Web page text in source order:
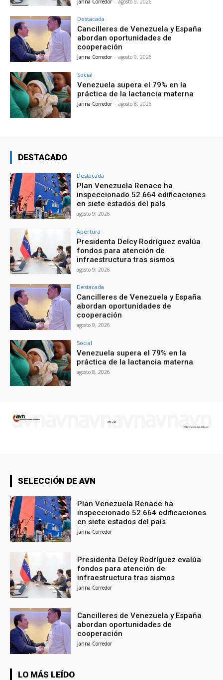
Destacada
Cancilleres de Venezuela y España
abordan oportunidades de
cooperación
Janna Corredor - agosto 9, 2026
Social
Venezuela supera el 79% en la
práctica de la lactancia materna
Janna Corredor - agosto 8, 2026
DESTACADO
Destacada
Plan Venezuela Renace ha
inspeccionado 52.664 edificaciones
en siete estados del país
agosto 9, 2026
Apertura
Presidenta Delcy Rodríguez evalúa
fondos para atención de
infraestructura tras sismos
agosto 9, 2026
Destacada
Cancilleres de Venezuela y España
abordan oportunidades de
cooperación
agosto 9, 2026
Social
Venezuela supera el 79% en la
práctica de la lactancia materna
agosto 8, 2026
SELECCIÓN DE AVN
Plan Venezuela Renace ha
inspeccionado 52.664 edificaciones
en siete estados del país
Janna Corredor
Presidenta Delcy Rodríguez evalúa
fondos para atención de
infraestructura tras sismos
Janna Corredor
Cancilleres de Venezuela y España
abordan oportunidades de
cooperación
Janna Corredor
LO MÁS LEÍDO